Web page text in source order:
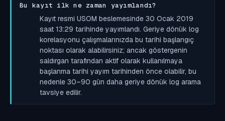
Bu kayıt ilk ne zaman yayımlandı?
Kayıt resmi USOM beslemesinde 30 Ocak 2019
saat 13:29 tarihinde yayımlandı. Geriye dönük log
korelasyonu çalışmalarınızda bu tarihi başlangıç
noktası olarak alabilirsiniz; ancak göstergenin
saldırgan tarafından aktif olarak kullanılmaya
başlanma tarihi yayım tarihinden önce olabilir, bu
nedenle 30–90 gün daha geriye dönük log arama
tavsiye edilir.